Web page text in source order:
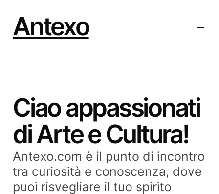
contenuto
Antexo
Ciao appassionati
di Arte e Cultura!
Antexo.com è il punto di incontro
tra curiosità e conoscenza, dove
puoi risvegliare il tuo spirito